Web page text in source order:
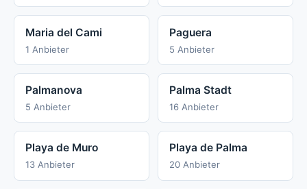
Maria del Cami
1 Anbieter
Paguera
5 Anbieter
Palmanova
5 Anbieter
Palma Stadt
16 Anbieter
Playa de Muro
13 Anbieter
Playa de Palma
20 Anbieter